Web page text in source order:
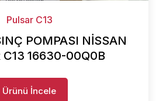
Pulsar C13
POMPASI NİSSAN
C13 16630-00Q0B
Ürünü İncele